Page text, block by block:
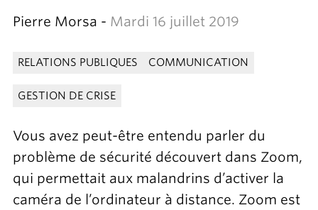
Pierre Morsa - Mardi 16 juillet 2019
RELATIONS PUBLIQUES COMMUNICATION
GESTION DE CRISE
Vous avez peut-être entendu parler du
problème de sécurité découvert dans Zoom,
qui permettait aux malandrins d’activer la
caméra de l’ordinateur à distance. Zoom est